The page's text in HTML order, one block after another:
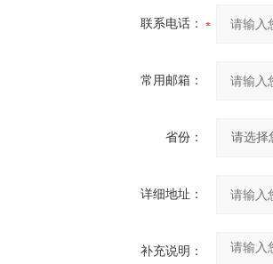
联系电话：
常用邮箱：
省份：
详细地址：
补充说明：